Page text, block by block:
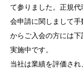
て参りました。正規
会申請に関しまして
からご入会の方には
実施中です。
当社は業績を評価さ